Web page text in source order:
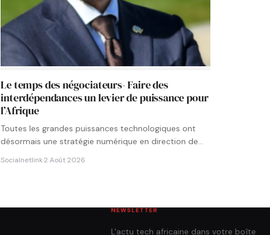
Le temps des négociateurs- Faire des
interdépendances un levier de puissance pour
l’Afrique
Toutes les grandes puissances technologiques ont
désormais une stratégie numérique en direction de
Socialnetlink·2 Août 2026
NEWSLETTER
L'actu tech africaine dans votre boîte